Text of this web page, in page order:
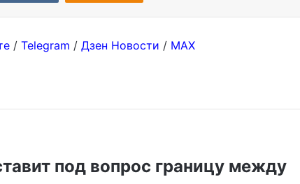
/ Telegram / Дзен Новости / MAX